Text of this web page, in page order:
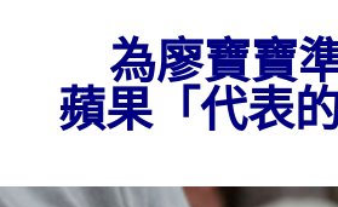
為廖寶寶
蘋果「代表